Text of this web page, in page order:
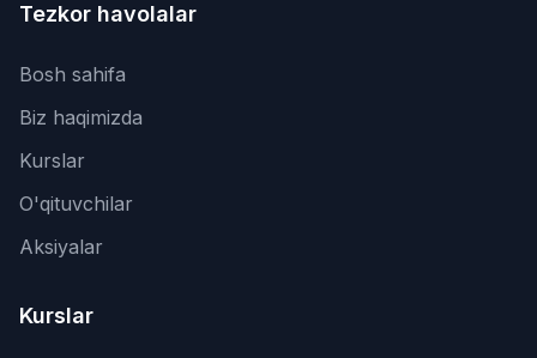
Tezkor havolalar
Bosh sahifa
Biz haqimizda
Kurslar
O'qituvchilar
Aksiyalar
Kurslar